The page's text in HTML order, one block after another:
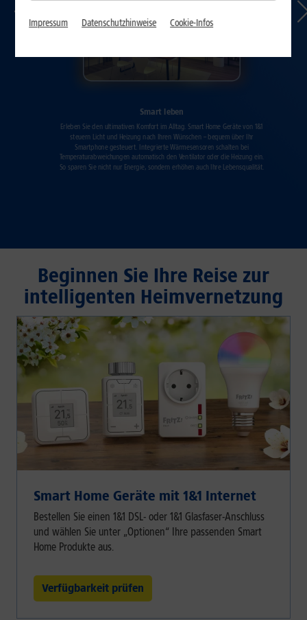
Smart leben
Erleben Sie den ultimativen Komfort im Alltag. Smart Home Geräte von 1&1
steuern Licht und Heizung nach Ihren Wünschen – bequem über Ihr
Smartphone gesteuert. Integrierte Wärmesensoren schalten bei
Temperaturabweichungen automatisch den Ventilator oder die Heizung ein.
So sparen Sie nicht nur Energie, sondern erhöhen auch Ihre Lebensqualität.
Beginnen Sie Ihre Reise zur
intelligenten Heimvernetzung
Smart Home Geräte mit 1&1 Internet
Bestellen Sie einen 1&1 DSL- oder 1&1 Glasfaser-Anschluss
und wählen Sie unter „Optionen“ Ihre passenden Smart
Home Produkte aus.
Verfügbarkeit prüfen
Impressum Datenschutzhinweise Cookie-Infos